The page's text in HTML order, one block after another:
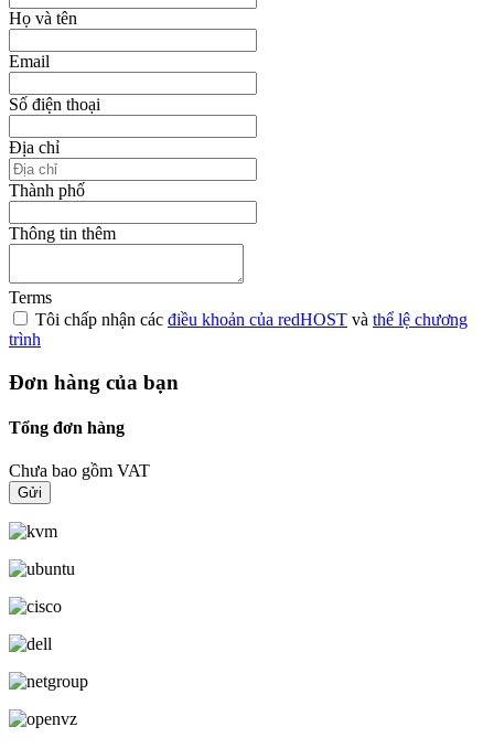
Họ và tên
Email
Số điện thoại
Địa chỉ
Thành phố
Thông tin thêm
Terms
Tôi chấp nhận các điều khoản của redHOST và thể lệ chương
trình
Đơn hàng của bạn
Tổng đơn hàng
Chưa bao gồm VAT